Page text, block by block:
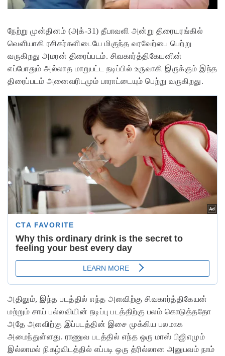
நேற்று முன்தினம் (அக்-31) தீபாவளி அன்று திரையரங்கில்
வெளியாகி ரசிகர்களிடையே மிகுந்த வரவேற்பை பெற்று
வருகிறது அமரன் திரைப்படம். சிவகார்த்திகேயனின்
எப்போதும் அல்லாத மாறுபட்ட நடிப்பில் உருவாகி இருக்கும் இந்த
திரைப்படம் அனைவரிடமும் பாராட்டையும் பெற்று வருகிறது.
அதிலும், இந்த படத்தில் எந்த அளவிற்கு சிவகார்த்திகேயன்
மற்றும் சாய் பல்லவியின் நடிப்பு படத்திற்கு பலம் கொடுத்ததோ
அதே அளவிற்கு இப்படத்தின் இசை முக்கிய பலமாக
அமைந்துள்ளது. ராணுவ படத்தில் எந்த ஒரு மாஸ் பிஜிஎமும்
இல்லாமல் நிகழ்விடத்தில் எப்படி ஒரு த்ரில்லான அனுபவம் நாம்